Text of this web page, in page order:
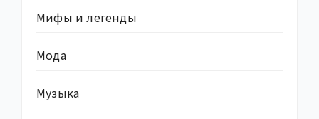
Мифы и легенды
Мода
Музыка